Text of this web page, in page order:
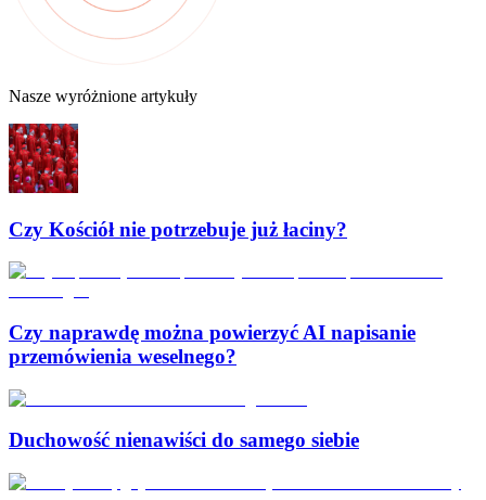
Nasze wyróżnione artykuły
Czy Kościół nie potrzebuje już łaciny?
Czy naprawdę można powierzyć AI napisanie
przemówienia weselnego?
Duchowość nienawiści do samego siebie